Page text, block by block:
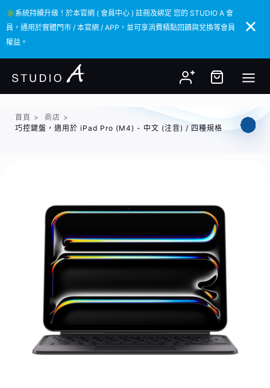
✳️系統持續升級！於本官網 ( 會員中心 ) 註冊及綁定 您的 STUDIO A 會
員，通用於實體門市 / 本官網 / APP，並可享消費積點回饋與兌換等會員
權益。
✳️系統持續升級！於本官網 ( 會員中心 ) 註冊及綁定 您的 STUDIO A 會
員，通用於實體門市 / 本官網 / APP，並可享消費積點回饋與兌換等會員
權益。
首頁 > 商店 >
巧控鍵盤，適用於 iPad Pro (M4) - 中文 (注音) / 四種規格